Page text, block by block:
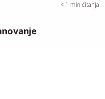
< 1 min čitanja